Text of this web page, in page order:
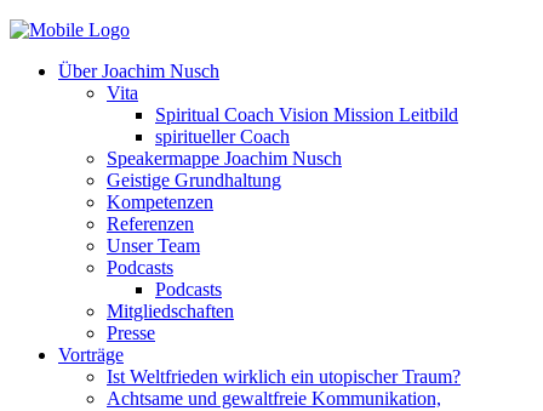
Über Joachim Nusch
Vita
Spiritual Coach Vision Mission Leitbild
spiritueller Coach
Speakermappe Joachim Nusch
Geistige Grundhaltung
Kompetenzen
Referenzen
Unser Team
Podcasts
Podcasts
Mitgliedschaften
Presse
Vorträge
Ist Weltfrieden wirklich ein utopischer Traum?
Achtsame und gewaltfreie Kommunikation,